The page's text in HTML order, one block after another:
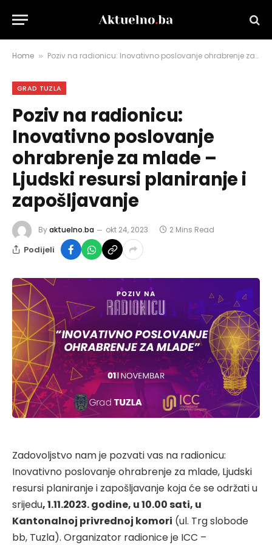
Home » Poziv na radionicu: Inovativno poslovanje ohrabrenje za mlade – Ljudski resursi planiranje i zapošljavanje
GRAD TUZLA
Poziv na radionicu:
Inovativno poslovanje
ohrabrenje za mlade –
Ljudski resursi planiranje i
zapošljavanje
Byaktuelno.ba okt 24, 2023 2 Mins Read
Podijeli
Zadovoljstvo nam je pozvati vas na radionicu:
Inovativno poslovanje ohrabrenje za mlade, Ljudski
resursi planiranje i zapošljavanje koja će se održati u
srijedu, 1.11.2023. godine, u 10.00 sati, u
Kantonalnoj privrednoj komori (ul. Trg slobode
bb, Tuzla). Organizator radionice je ICC –